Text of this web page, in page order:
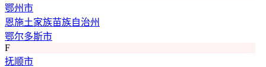
鄂州市
恩施土家族苗族自治州
鄂尔多斯市
F
抚顺市